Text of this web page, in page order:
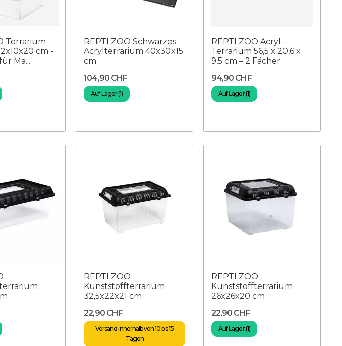
Terrarium
cm -
Ma...
REPTI ZOO Schwarzes
Acrylterrarium 40x30x15
cm
104,90 CHF
Auf Lager (1)
REPTI ZOO Acryl-
Terrarium 56,5 x 20,6 x
9,5 cm – 2 Fächer
94,90 CHF
Auf Lager (1)
REPTI ZOO
Kunststoffterrarium
32,5x22x21 cm
22,90 CHF
Versand innerhalb von 10 bis 15
Tagen
REPTI ZOO
Kunststoffterrarium
26x26x20 cm
22,90 CHF
Auf Lager (1)